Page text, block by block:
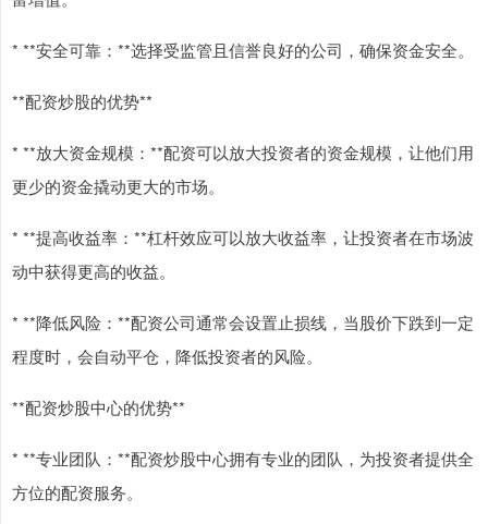
* **安全可靠：**选择受监管且信誉良好的公司，确保资金安全。
**配资炒股的优势**
* **放大资金规模：**配资可以放大投资者的资金规模，让他们用
更少的资金撬动更大的市场。
* **提高收益率：**杠杆效应可以放大收益率，让投资者在市场波
动中获得更高的收益。
* **降低风险：**配资公司通常会设置止损线，当股价下跌到一定
程度时，会自动平仓，降低投资者的风险。
**配资炒股中心的优势**
* **专业团队：**配资炒股中心拥有专业的团队，为投资者提供全
方位的配资服务。